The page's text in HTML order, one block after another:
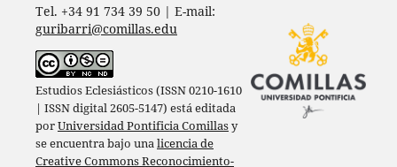
Tel. +34 91 734 39 50 | E-mail:
guribarri@comillas.edu
Estudios Eclesiásticos (ISSN 0210-1610
| ISSN digital 2605-5147) está editada
porUniversidad Pontificia Comillasy
se encuentra bajo unalicencia de
Creative Commons Reconocimiento-